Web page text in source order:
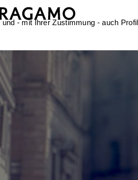
- mit Ihrer Zustimmung - auch